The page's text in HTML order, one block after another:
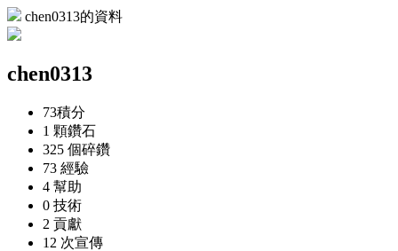
chen0313的資料
chen0313
73積分
1 顆鑽石
325 個碎鑽
73 經驗
4 幫助
0 技術
2 貢獻
12 次宣傳